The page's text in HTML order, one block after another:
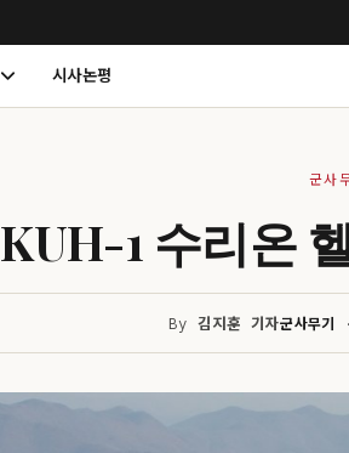
생
활
메
뉴
시사논평
군사
KUH-1 수리온
By김지훈 기자군사무기